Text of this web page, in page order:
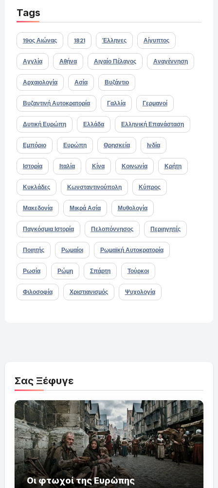
Tags
19ος Αιώνας 1821 Έλληνες Αίγυπτος
Αγγλία Αθήνα Αιγαίο Πέλαγος Αναγέννηση
Αρχαιολογία Ασία Βυζάντιο
Βυζαντινή Αυτοκρατορία Γαλλία Γερμανοί
Δυτική Ευρώπη Ελλάδα Ελληνική Επανάσταση
Εμπόριο Ευρώπη Θρησκεία Ινδία
Ιστορία Ιταλία Κίνα Κοινωνία Κρήτη
Κυκλάδες Κωνσταντινούπολη Κύπρος
Μακεδονία Μικρά Ασία Μυθολογία
Παγκόσμια Ιστορία Πελοπόννησος Περιηγητές
Ποιητής Ρωμαίοι Ρωμαϊκή Αυτοκρατορία
Ρωσία Ρώμη Σπάρτη Τούρκοι
Φιλοσοφία Χριστιανισμός Ψυχολογία
Σας Ξέφυγε
Οι φτωχοί της Ευρώπης